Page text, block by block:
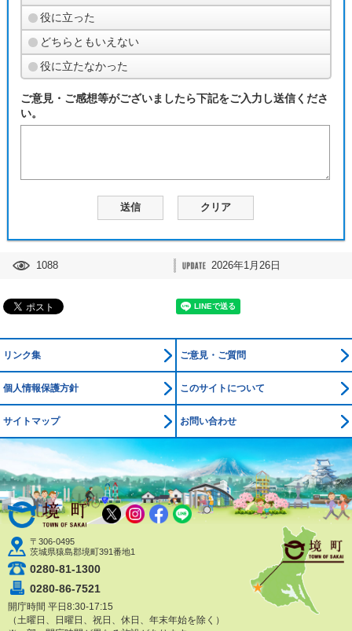
役に立った
どちらともいえない
役に立たなかった
ご意見・ご感想等がございましたら下記をご入力し送信くださ
い。
1088 2026年1月26日
リンク集 ご意見・ご質問
個人情報保護方針 このサイトについて
サイトマップ お問い合わせ
境町公式ホームページ
〒306-0495
茨城県猿島郡境町391番地1
0280-81-1300
0280-86-7521
開庁時間 平日8:30-17:15
（土曜日、日曜日、祝日、休日、年末年始を除く）
X Instagram
Facebook
LINE